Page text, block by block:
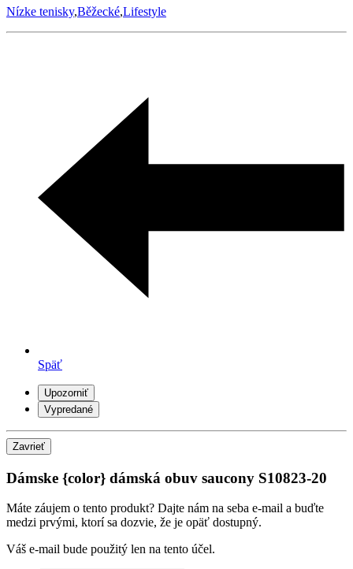
Nízke tenisky,Běžecké,Lifestyle
Späť
Upozorniť
Vypredané
Zavrieť
Dámske {color} dámská obuv saucony S10823-20
Máte záujem o tento produkt? Dajte nám na seba e-mail a buďte
medzi prvými, ktorí sa dozvie, že je opäť dostupný.
Váš e-mail bude použitý len na tento účel.